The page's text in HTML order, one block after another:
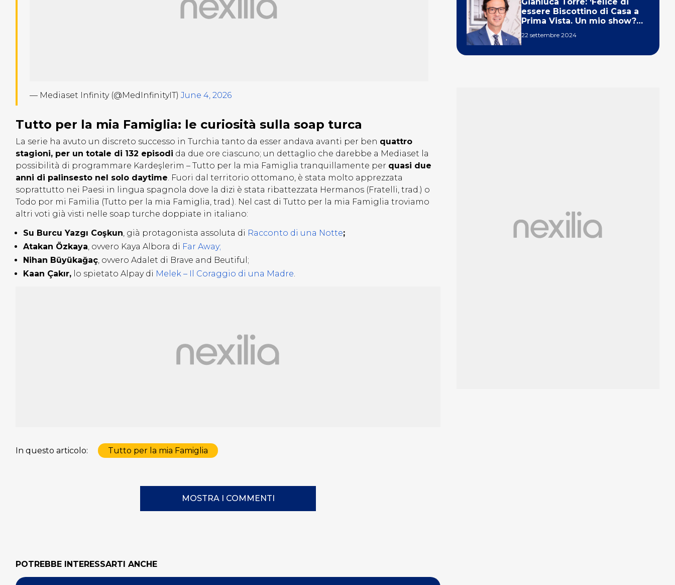
— Mediaset Infinity (@MedInfinityIT) June 4, 2026
Tutto per la mia Famiglia: le curiosità sulla soap turca
La serie ha avuto un discreto successo in Turchia tanto da esser andava avanti per ben quattro
stagioni, per un totale di 132 episodi da due ore ciascuno; un dettaglio che darebbe a Mediaset la
possibilità di programmare Kardeşlerim – Tutto per la mia Famiglia tranquillamente per quasi due
anni di palinsesto nel solo daytime . Fuori dal territorio ottomano, è stata molto apprezzata
soprattutto nei Paesi in lingua spagnola dove la dizi è stata ribattezzata Hermanos (Fratelli, trad.) o
Todo por mi Familia (Tutto per la mia Famiglia, trad.). Nel cast di Tutto per la mia Famiglia troviamo
altri voti già visti nelle soap turche doppiate in italiano:
Su Burcu Yazgı Coşkun , già protagonista assoluta di Racconto di una Notte;
Atakan Özkaya , ovvero Kaya Albora di Far Away;
Nihan Büyükağaç , ovvero Adalet di Brave and Beutiful;
Kaan Çakır, lo spietato Alpay di Melek – Il Coraggio di una Madre
In questo articolo: Tutto per la mia Famiglia
MOSTRA I COMMENTI
POTREBBE INTERESSARTI ANCHE
essere Biscottino di Casa a
Prima Vista. Un mio show?
22 settembre 2024